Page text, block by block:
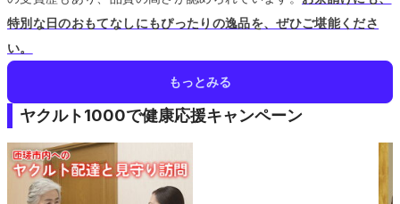
特別な日のおもてなしにもぴったりの逸品を、ぜひご堪能くださ
い。
もっとみる
ヤクルト1000で健康応援キャンペーン